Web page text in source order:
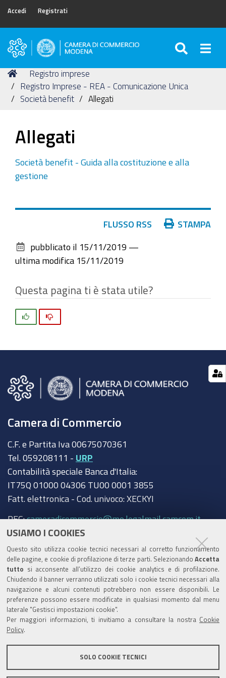
USIAMO I COOKIES
Questo sito utilizza cookie tecnici necessari al corretto funzionamento
delle pagine, e cookie di profilazione di terze parti. Selezionando Accetta
tutto si acconsente all’utilizzo dei cookie analytics e di profilazione.
Chiudendo il banner verranno utilizzati solo i cookie tecnici necessari alla
navigazione e alcuni contenuti potrebbero non essere disponibili. Le
preferenze possono essere modificate in qualsiasi momento dal menu
laterale "Gestisci impostazioni cookie".
Per maggiori informazioni, ti invitiamo a consultare la nostra Cookie
Policy
SOLO COOKIE TECNICI
Accedi Registrati
Camera
Commercio
di
Modena
Tu
sei
qui:
Home
Registro imprese
Registro Imprese - REA - Comunicazione Unica
Società benefit
Allegati
Allegati
Società benefit - Guida alla costituzione e alla
gestione
documento
FLUSSO RSS STAMPA
pubblicato il 15/11/2019 —
ultima modifica 15/11/2019
Questa pagina ti è stata utile?
Camera di Commercio
C.F. e Partita Iva 00675070361
Tel. 059208111 - URP
Contabilità speciale Banca d'Italia:
IT75Q 01000 04306 TU00 0001 3855
Fatt. elettronica - Cod. univoco: XECKYI
PEC:cameradicommercio@mo.legalmail.camcom.it
Trasparenza
Amministrazione trasparente
Albo Camerale
Pubblicità Legale
Area riservata Amministratori